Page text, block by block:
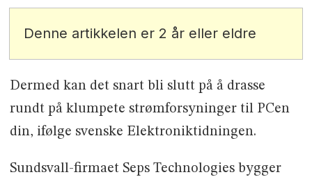
Denne artikkelen er 2 år eller eldre
Dermed kan det snart bli slutt på å drasse
rundt på klumpete strømforsyninger til PCen
din, ifølge svenske Elektroniktidningen.
Sundsvall-firmaet Seps Technologies bygger